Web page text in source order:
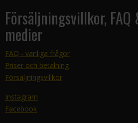
Försäljningsvillkor, FAQ
medier
FAQ - vanliga frågor
Priser och betalning
Försäljningsvillkor
Instagram
Facebook